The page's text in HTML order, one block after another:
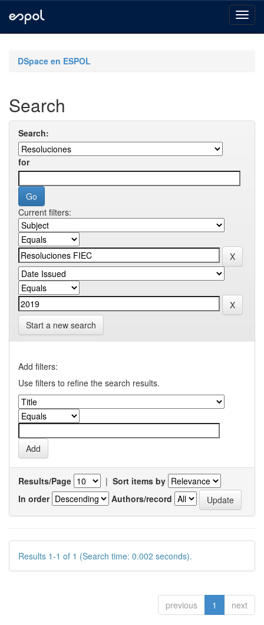
navigationDSpace en ESPOL
Search
Search:
for
Current filters:
Start a new search
Add filters:
Use filters to refine the search results.
Results/Page | Sort items by
In order
Authors/record
Results 1-1 of 1 (Search time: 0.002 seconds).
previous 1 next